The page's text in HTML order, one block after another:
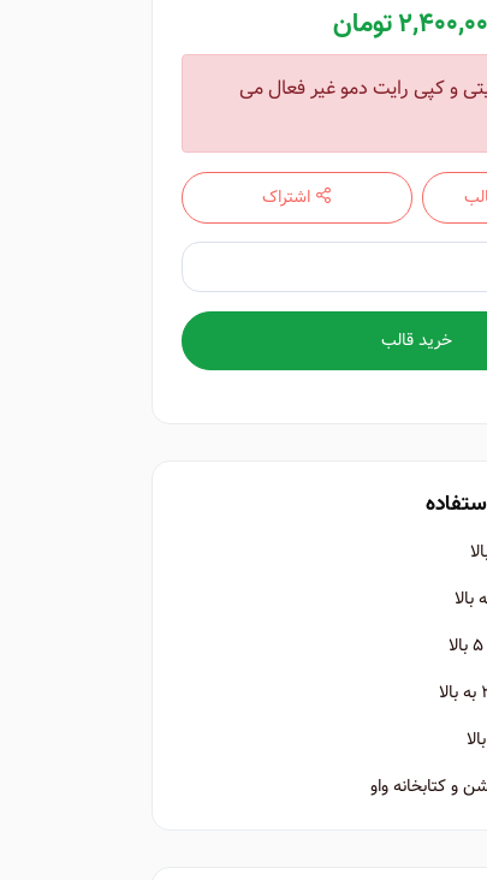
تومان
و کپی رایت دمو غیر فعال می
اشتراک
خرید قالب
کتابخانه واو